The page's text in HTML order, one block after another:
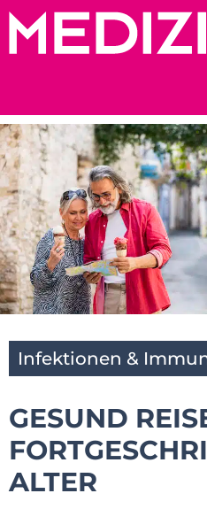
Zum
Inhalt
Infektionen &
GESUND
ALTER